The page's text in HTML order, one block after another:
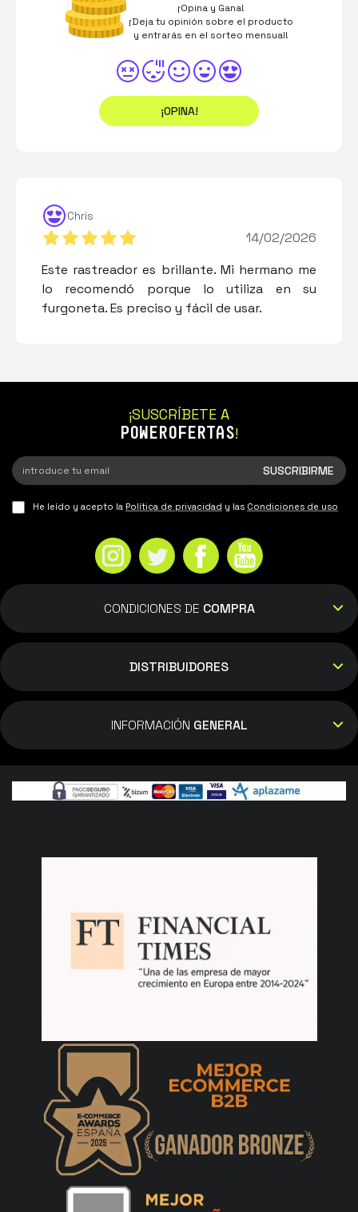
¡Opina y Gana!
¡Deja tu opinión sobre el producto
y entrarás en el sorteo mensual!
¡OPINA!
Chris
14/02/2026
Este rastreador es brillante. Mi hermano me
lo recomendó porque lo utiliza en su
furgoneta. Es preciso y fácil de usar.
¡SUSCRÍBETE A
POWEROFERTAS!
He leído y acepto la Política de privacidad y las Condiciones de uso
CONDICIONES DE COMPRA
DISTRIBUIDORES
INFORMACIÓN GENERAL